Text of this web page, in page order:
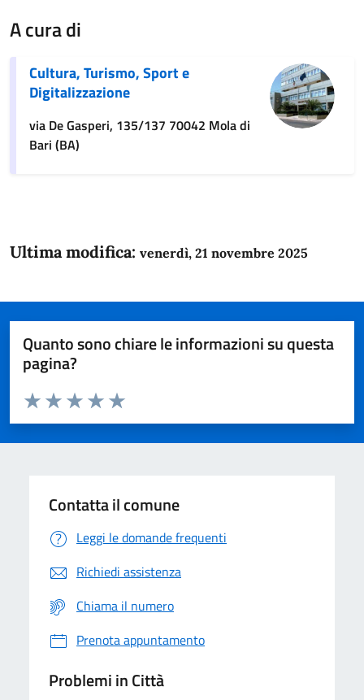
A cura di
Cultura, Turismo, Sport e
Digitalizzazione
via De Gasperi, 135/137 70042 Mola di
Bari (BA)
Ultima modifica: venerdì, 21 novembre 2025
Quanto sono chiare le informazioni su questa
pagina?
Domanda
Valuta da 1 a 5 stelle la pagina
Valuta 5 stelle su 5
Valuta 4 stelle su 5
Valuta 3 stelle su 5
Valuta 2 stelle su 5
Valuta 1 stelle su 5
Contatta il comune
Leggi le domande frequenti
Richiedi assistenza
Chiama il numero
Prenota appuntamento
Problemi in Città